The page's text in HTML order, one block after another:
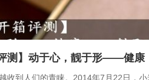
测】动于心，靓于形——健康
收到人们的青睐。2014年7月22日，